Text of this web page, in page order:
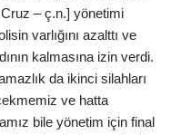
– ç.n.] yönetimi
varlığını azalttı ve
kalmasına izin verdi.
da ikinci silahları
ve hatta
bile yönetim için final